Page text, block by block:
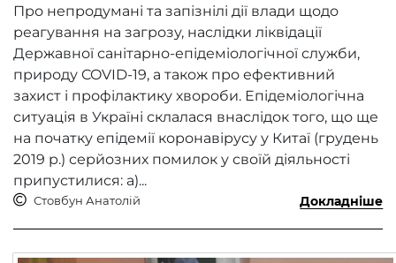
Про непродумані та запізнілі дії влади щодо
реагування на загрозу, наслідки ліквідації
Державної санітарно-епідеміологічної служби,
природу COVID-19, а також про ефективний
захист і профілактику хвороби. Епідеміологічна
ситуація в Україні склалася внаслідок того, що ще
на початку епідемії коронавірусу у Китаї (грудень
2019 р.) серйозних помилок у своїй діяльності
припустилися: а)...
Стовбун Анатолій Докладніше